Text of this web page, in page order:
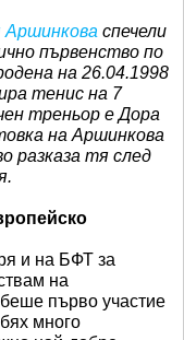
спечели
първенство по
на 26.04.1998
тенис на 7
треньор е Дора
на Аршинкова
разказа тя след
и на БФТ за
на
първо участие
много